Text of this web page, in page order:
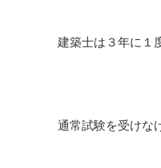
建築士は３年に１
通常試験を受けな